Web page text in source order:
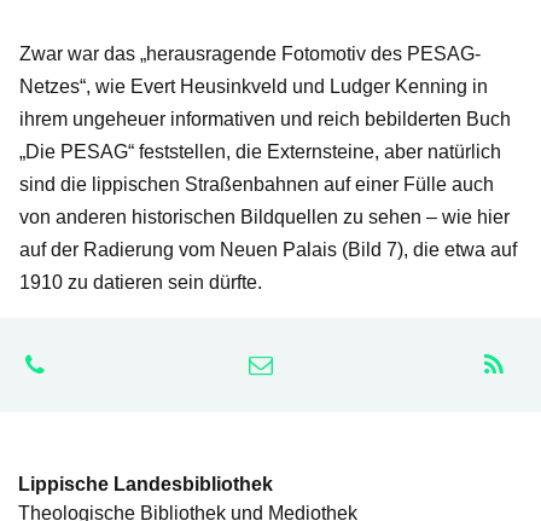
Zwar war das „herausragende Fotomotiv des PESAG-
Netzes“, wie Evert Heusinkveld und Ludger Kenning in
ihrem ungeheuer informativen und reich bebilderten Buch
„Die PESAG“ feststellen, die Externsteine, aber natürlich
sind die lippischen Straßenbahnen auf einer Fülle auch
von anderen historischen Bildquellen zu sehen – wie hier
auf der Radierung vom Neuen Palais (Bild 7), die etwa auf
1910 zu datieren sein dürfte.
Lippische Landesbibliothek
Theologische Bibliothek und Mediothek